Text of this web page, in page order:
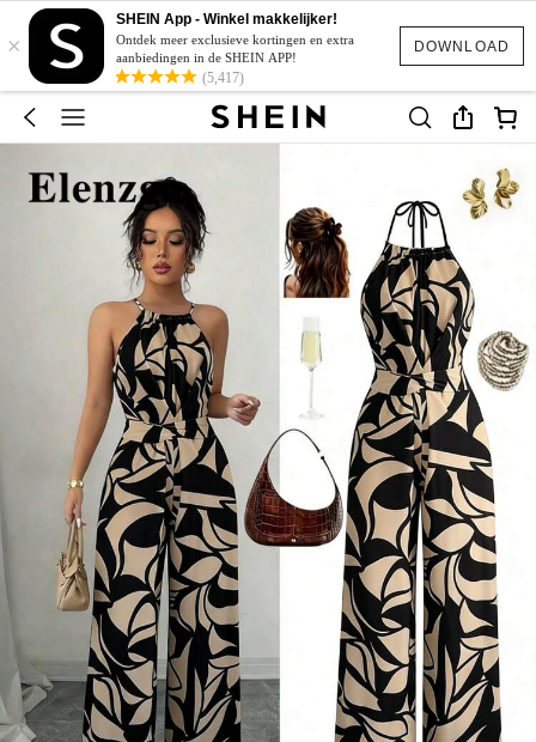
DOWNLOAD
×
SHEIN App - Winkel makkelijker!
Ontdek meer exclusieve kortingen en extra
aanbiedingen in de SHEIN APP!
(5,417)